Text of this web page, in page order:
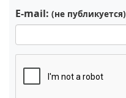
E-mail: (не публикуется)